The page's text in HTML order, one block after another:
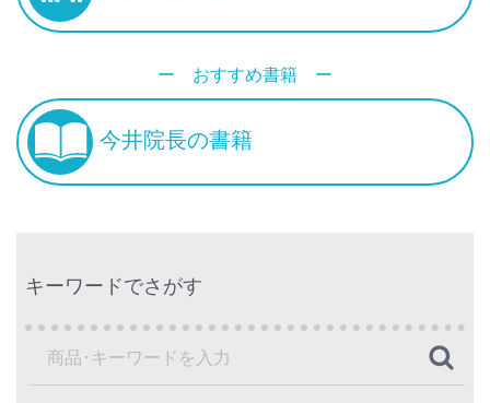
ー おすすめ書籍 ー
今井院長の書籍
キーワードでさがす